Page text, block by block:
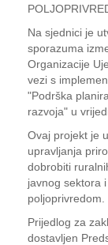
Na sjednici je
sporazuma
Organizacije
vezi s
"Podrška
razvoja" u
Ovaj projekt je
upravljanja
dobrobiti
javnog sektora
poljoprivredom.
Prijedlog za
dostavljen